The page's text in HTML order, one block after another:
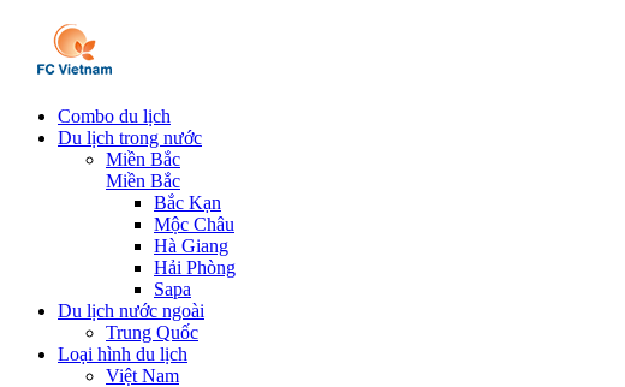
Combo du lịch
Du lịch trong nước
Miền Bắc
Miền Bắc
Bắc Kạn
Mộc Châu
Hà Giang
Hải Phòng
Sapa
Du lịch nước ngoài
Trung Quốc
Loại hình du lịch
Việt Nam